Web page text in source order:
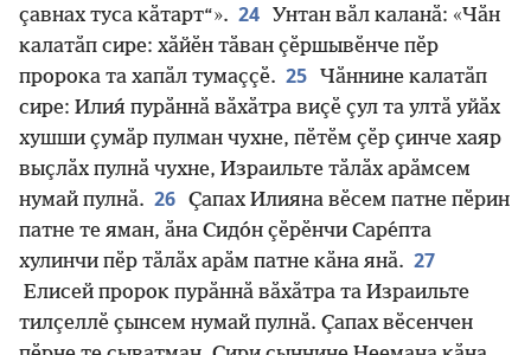
ҫавнах туса кӑтарт“». 24
Унтан вӑл каланӑ: «Чӑн
калатӑп сире: хӑйӗн тӑван ҫӗршывӗнче пӗр
пророка та хапӑл тумаҫҫӗ. 25
Чӑннине калатӑп
сире: Илия́ пурӑннӑ вӑхӑтра виҫӗ ҫул та ултӑ уйӑх
хушши ҫумӑр пулман чухне, пӗтӗм ҫӗр ҫинче хаяр
выҫлӑх пулнӑ чухне, Израильте тӑлӑх арӑмсем
нумай пулнӑ. 26 Ҫапах Илияна вӗсем патне пӗрин
патне те яман, ӑна Сидо́н ҫӗрӗнчи Саре́пта
хулинчи пӗр тӑлӑх арӑм патне кӑна янӑ. 27
Елисей пророк пурӑннӑ вӑхӑтра та Израильте
тилҫеллӗ ҫынсем нумай пулнӑ. Ҫапах вӗсенчен